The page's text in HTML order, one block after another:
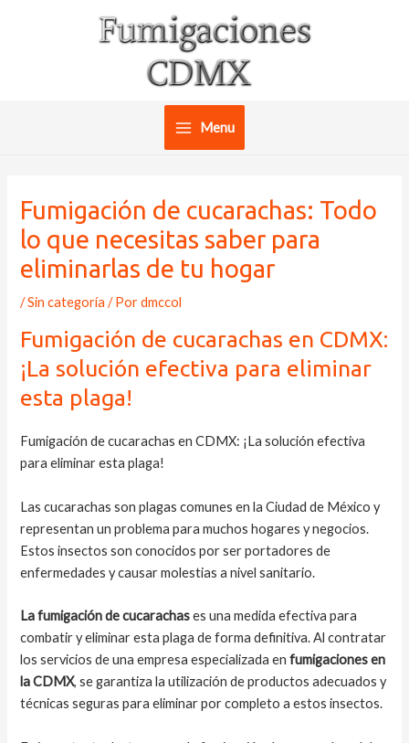
Main
Menu
Fumigación de cucarachas: Todo
lo que necesitas saber para
eliminarlas de tu hogar
/Sin categoría / Pordmccol
Fumigación de cucarachas en CDMX:
¡La solución efectiva para eliminar
esta plaga!
Fumigación de cucarachas en CDMX: ¡La solución efectiva
para eliminar esta plaga!
Las cucarachas son plagas comunes en la Ciudad de México y
representan un problema para muchos hogares y negocios.
Estos insectos son conocidos por ser portadores de
enfermedades y causar molestias a nivel sanitario.
La fumigación de cucarachases una medida efectiva para
combatir y eliminar esta plaga de forma definitiva. Al contratar
los servicios de una empresa especializada enfumigaciones en
la CDMX, se garantiza la utilización de productos adecuados y
técnicas seguras para eliminar por completo a estos insectos.